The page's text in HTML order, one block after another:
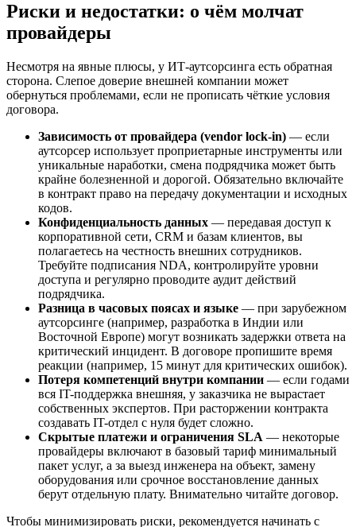
Риски и недостатки: о чём молчат
провайдеры
Несмотря на явные плюсы, у ИТ-аутсорсинга есть обратная
сторона. Слепое доверие внешней компании может
обернуться проблемами, если не прописать чёткие условия
договора.
Зависимость от провайдера (vendor lock-in) — если
аутсорсер использует проприетарные инструменты или
уникальные наработки, смена подрядчика может быть
крайне болезненной и дорогой. Обязательно включайте
в контракт право на передачу документации и исходных
кодов.
Конфиденциальность данных — передавая доступ к
корпоративной сети, CRM и базам клиентов, вы
полагаетесь на честность внешних сотрудников.
Требуйте подписания NDA, контролируйте уровни
доступа и регулярно проводите аудит действий
подрядчика.
Разница в часовых поясах и языке — при зарубежном
аутсорсинге (например, разработка в Индии или
Восточной Европе) могут возникать задержки ответа на
критический инцидент. В договоре пропишите время
реакции (например, 15 минут для критических ошибок).
Потеря компетенций внутри компании — если годами
вся IT-поддержка внешняя, у заказчика не вырастает
собственных экспертов. При расторжении контракта
создавать IT-отдел с нуля будет сложно.
Скрытые платежи и ограничения SLA — некоторые
провайдеры включают в базовый тариф минимальный
пакет услуг, а за выезд инженера на объект, замену
оборудования или срочное восстановление данных
берут отдельную плату. Внимательно читайте договор.
Чтобы минимизировать риски, рекомендуется начинать с